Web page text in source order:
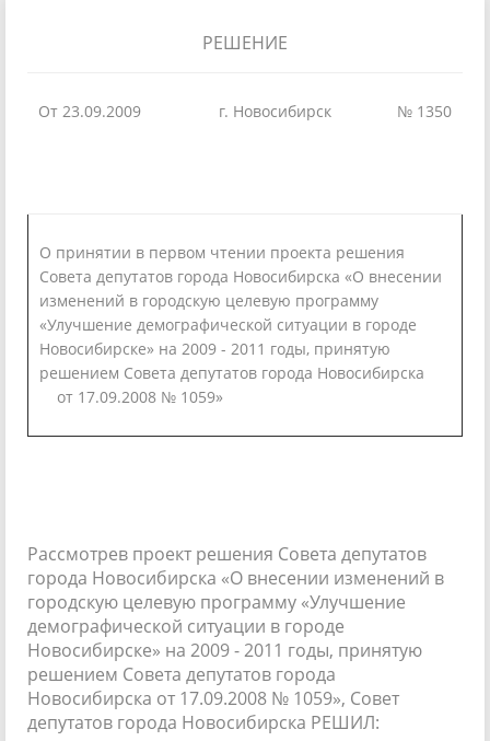
РЕШЕНИЕ
От 23.09.2009 г. Новосибирск № 1350
О принятии в первом чтении проекта решения
Совета депутатов города Новосибирска «О внесении
изменений в городскую целевую программу
«Улучшение демографической ситуации в городе
Новосибирске» на 2009 - 2011 годы, принятую
решением Совета депутатов города Новосибирска
от 17.09.2008 № 1059»
Рассмотрев проект решения Совета депутатов
города Новосибирска «О внесении изменений в
городскую целевую программу «Улучшение
демографической ситуации в городе
Новосибирске» на 2009 - 2011 годы, принятую
решением Совета депутатов города
Новосибирска от 17.09.2008 № 1059», Совет
депутатов города Новосибирска РЕШИЛ: